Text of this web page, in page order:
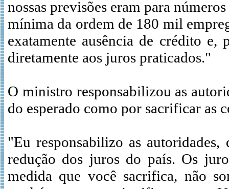
nossas previsões eram para
mínima da ordem de 180 mil
exatamente ausência de crédito e,
diretamente aos juros praticados."
O ministro responsabilizou as
do esperado como por sacrificar as
"Eu responsabilizo as
redução dos juros do país. Os
medida que você sacrifica, não